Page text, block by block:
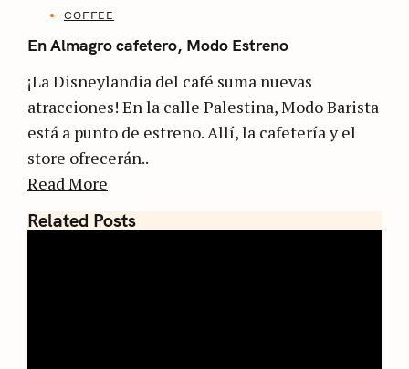
COFFEE
En Almagro cafetero, Modo Estreno
¡La Disneylandia del café suma nuevas
atracciones! En la calle Palestina, Modo Barista
está a punto de estreno. Allí, la cafetería y el
store ofrecerán..
Read More
Related Posts